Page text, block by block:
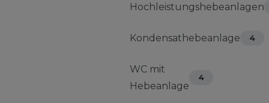
Hochleistungshebeanlagen
Kondensathebeanlage 4
WC mit
Hebeanlage
4